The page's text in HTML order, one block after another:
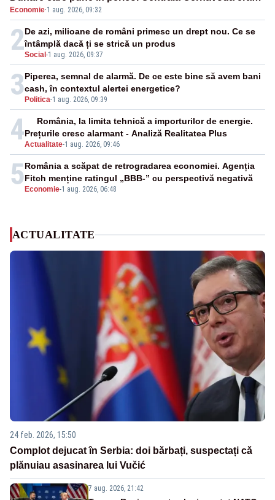
cunoscută de pe vremea lui Ceaușescu
Economie·1 aug. 2026, 09:32
2Social -1 aug. 2026, 09:37
De azi, milioane de români primesc un drept nou. Ce se
întâmplă dacă ți se strică un produs
3 Politica-1 aug. 2026, 09:39
Piperea, semnal de alarmă. De ce este bine să avem bani
cash, în contextul alertei energetice?
4Actualitate-1 aug. 2026, 09:46
România, la limita tehnică a importurilor de energie.
Prețurile cresc alarmant - Analiză Realitatea Plus
5 Economie-1 aug. 2026, 06:48
România a scăpat de retrogradarea economiei. Agenția
Fitch menține ratingul „BBB-” cu perspectivă negativă
ACTUALITATE
24 feb. 2026, 15:50
Complot dejucat în Serbia: doi bărbați, suspectați că
plănuiau asasinarea lui Vučić
7 aug. 2026, 21:42